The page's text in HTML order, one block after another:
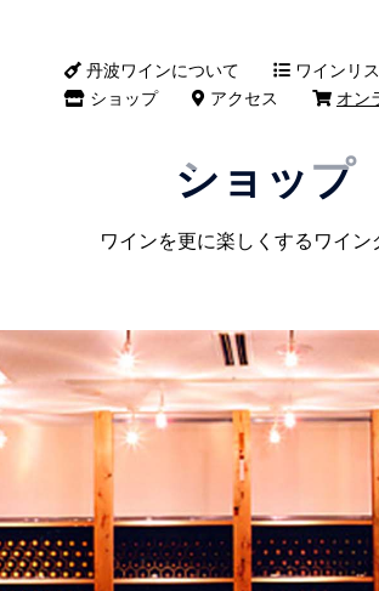
丹波ワインについて ワインリ
ショップ
アクセス オン
ショップ
ワインを更に楽しくするワイン